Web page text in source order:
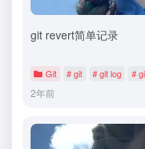
git revert简单记录
Git # git # git log #
2年前